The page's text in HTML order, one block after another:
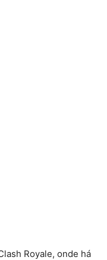
Royale, onde há